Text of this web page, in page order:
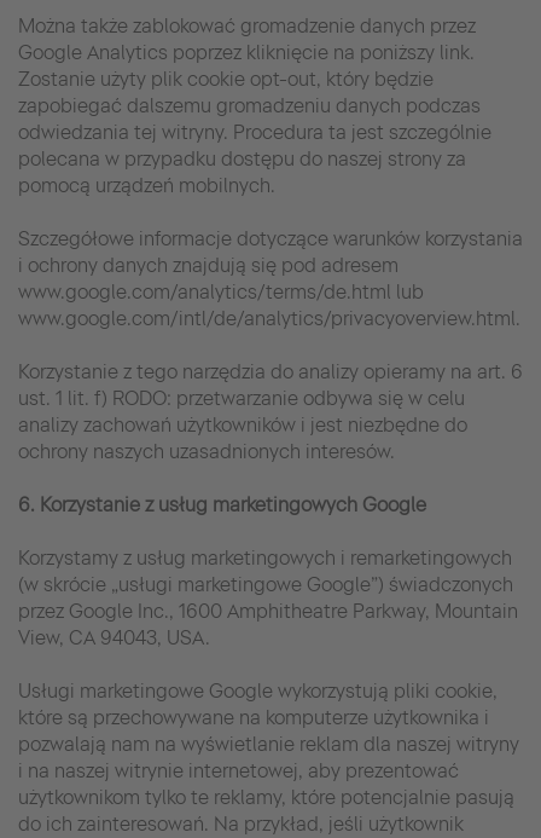
Można także zablokować gromadzenie danych przez
Google Analytics poprzez kliknięcie na poniższy link.
Zostanie użyty plik cookie opt-out, który będzie
zapobiegać dalszemu gromadzeniu danych podczas
odwiedzania tej witryny. Procedura ta jest szczególnie
polecana w przypadku dostępu do naszej strony za
pomocą urządzeń mobilnych.
Szczegółowe informacje dotyczące warunków korzystania
i ochrony danych znajdują się pod adresem
www.google.com/analytics/terms/de.html lub
www.google.com/intl/de/analytics/privacyoverview.html.
Korzystanie z tego narzędzia do analizy opieramy na art. 6
ust. 1 lit. f) RODO: przetwarzanie odbywa się w celu
analizy zachowań użytkowników i jest niezbędne do
ochrony naszych uzasadnionych interesów.
6. Korzystanie z usług marketingowych Google
Korzystamy z usług marketingowych i remarketingowych
(w skrócie „usługi marketingowe Google”) świadczonych
przez Google Inc., 1600 Amphitheatre Parkway, Mountain
View, CA 94043, USA.
Usługi marketingowe Google wykorzystują pliki cookie,
które są przechowywane na komputerze użytkownika i
pozwalają nam na wyświetlanie reklam dla naszej witryny
i na naszej witrynie internetowej, aby prezentować
użytkownikom tylko te reklamy, które potencjalnie pasują
do ich zainteresowań. Na przykład, jeśli użytkownik